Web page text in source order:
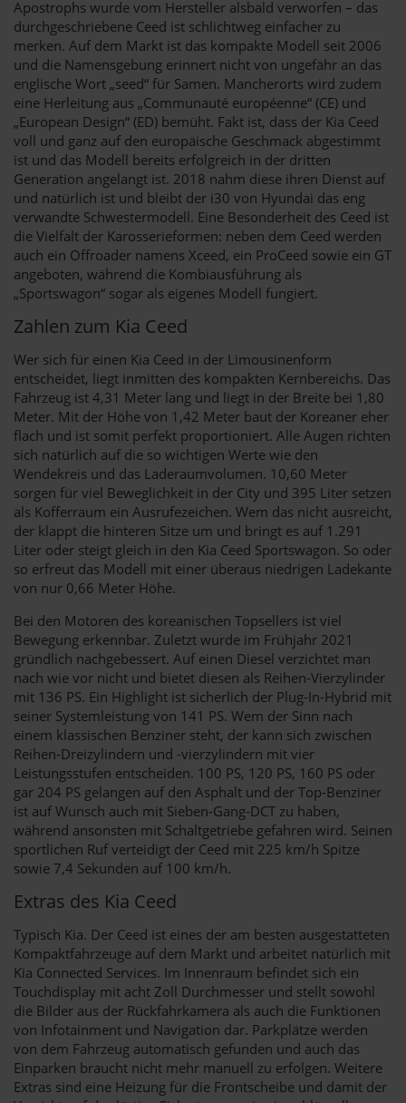
Apostrophs wurde vom Hersteller alsbald verworfen – das
durchgeschriebene Ceed ist schlichtweg einfacher zu
merken. Auf dem Markt ist das kompakte Modell seit 2006
und die Namensgebung erinnert nicht von ungefähr an das
englische Wort „seed“ für Samen. Mancherorts wird zudem
eine Herleitung aus „Communauté européenne“ (CE) und
„European Design“ (ED) bemüht. Fakt ist, dass der Kia Ceed
voll und ganz auf den europäische Geschmack abgestimmt
ist und das Modell bereits erfolgreich in der dritten
Generation angelangt ist. 2018 nahm diese ihren Dienst auf
und natürlich ist und bleibt der i30 von Hyundai das eng
verwandte Schwestermodell. Eine Besonderheit des Ceed ist
die Vielfalt der Karosserieformen: neben dem Ceed werden
auch ein Offroader namens Xceed, ein ProCeed sowie ein GT
angeboten, während die Kombiausführung als
„Sportswagon“ sogar als eigenes Modell fungiert.
Zahlen zum Kia Ceed
Wer sich für einen Kia Ceed in der Limousinenform
entscheidet, liegt inmitten des kompakten Kernbereichs. Das
Fahrzeug ist 4,31 Meter lang und liegt in der Breite bei 1,80
Meter. Mit der Höhe von 1,42 Meter baut der Koreaner eher
flach und ist somit perfekt proportioniert. Alle Augen richten
sich natürlich auf die so wichtigen Werte wie den
Wendekreis und das Laderaumvolumen. 10,60 Meter
sorgen für viel Beweglichkeit in der City und 395 Liter setzen
als Kofferraum ein Ausrufezeichen. Wem das nicht ausreicht,
der klappt die hinteren Sitze um und bringt es auf 1.291
Liter oder steigt gleich in den Kia Ceed Sportswagon. So oder
so erfreut das Modell mit einer überaus niedrigen Ladekante
von nur 0,66 Meter Höhe.
Bei den Motoren des koreanischen Topsellers ist viel
Bewegung erkennbar. Zuletzt wurde im Frühjahr 2021
gründlich nachgebessert. Auf einen Diesel verzichtet man
nach wie vor nicht und bietet diesen als Reihen-Vierzylinder
mit 136 PS. Ein Highlight ist sicherlich der Plug-In-Hybrid mit
seiner Systemleistung von 141 PS. Wem der Sinn nach
einem klassischen Benziner steht, der kann sich zwischen
Reihen-Dreizylindern und -vierzylindern mit vier
Leistungsstufen entscheiden. 100 PS, 120 PS, 160 PS oder
gar 204 PS gelangen auf den Asphalt und der Top-Benziner
ist auf Wunsch auch mit Sieben-Gang-DCT zu haben,
während ansonsten mit Schaltgetriebe gefahren wird. Seinen
sportlichen Ruf verteidigt der Ceed mit 225 km/h Spitze
sowie 7,4 Sekunden auf 100 km/h.
Extras des Kia Ceed
Typisch Kia. Der Ceed ist eines der am besten ausgestatteten
Kompaktfahrzeuge auf dem Markt und arbeitet natürlich mit
Kia Connected Services. Im Innenraum befindet sich ein
Touchdisplay mit acht Zoll Durchmesser und stellt sowohl
die Bilder aus der Rückfahrkamera als auch die Funktionen
von Infotainment und Navigation dar. Parkplätze werden
von dem Fahrzeug automatisch gefunden und auch das
Einparken braucht nicht mehr manuell zu erfolgen. Weitere
Extras sind eine Heizung für die Frontscheibe und damit der